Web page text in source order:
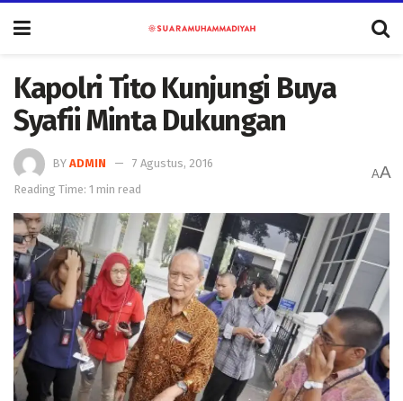
Kapolri Tito Kunjungi Buya
Syafii Minta Dukungan
BY ADMIN
7 Agustus, 2016
Reading Time: 1 min read
AA